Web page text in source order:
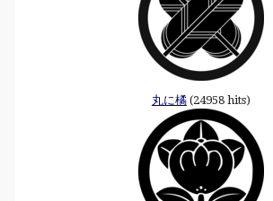
丸に橘(24958 hits)